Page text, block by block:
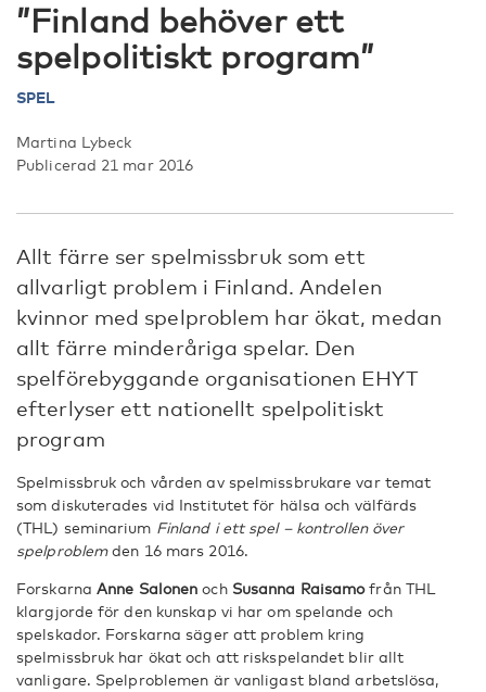
”Finland behöver ett
spelpolitiskt program”
SPEL
Martina Lybeck
Publicerad 21 mar 2016
Allt färre ser spelmissbruk som ett
allvarligt problem i Finland. Andelen
kvinnor med spelproblem har ökat, medan
allt färre minderåriga spelar. Den
spelförebyggande organisationen EHYT
efterlyser ett nationellt spelpolitiskt
program
Spelmissbruk och vården av spelmissbrukare var temat
som diskuterades vid Institutet för hälsa och välfärds
(THL) seminarium Finland i ett spel – kontrollen över
spelproblemden 16 mars 2016.
Forskarna Anne Salonen och Susanna Raisamofrån THL
klargjorde för den kunskap vi har om spelande och
spelskador. Forskarna säger att problem kring
spelmissbruk har ökat och att riskspelandet blir allt
vanligare. Spelproblemen är vanligast bland arbetslösa,